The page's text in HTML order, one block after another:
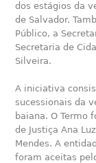
dos estágios da
de Salvador.
Público, a
Secretaria de
Silveira.
A iniciativa
sucessionais da
baiana. O Termo
de Justiça Ana
Mendes. A
foram aceitas